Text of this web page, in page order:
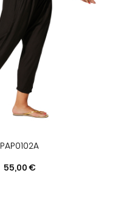
PAP0102A
Prix
55,00 €